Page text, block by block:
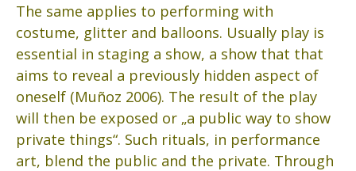
The same applies to performing with
costume, glitter and balloons. Usually play is
essential in staging a show, a show that that
aims to reveal a previously hidden aspect of
oneself (Muñoz 2006). The result of the play
will then be exposed or „a public way to show
private things“. Such rituals, in performance
art, blend the public and the private. Through